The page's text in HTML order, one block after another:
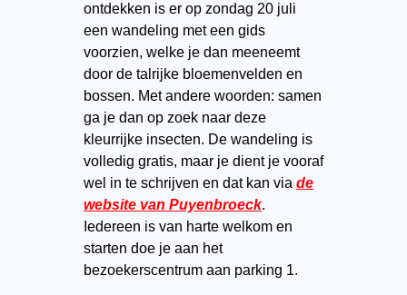
ontdekken is er op zondag 20 juli
een wandeling met een gids
voorzien, welke je dan meeneemt
door de talrijke bloemenvelden en
bossen. Met andere woorden: samen
ga je dan op zoek naar deze
kleurrijke insecten. De wandeling is
volledig gratis, maar je dient je vooraf
wel in te schrijven en dat kan via de
website van Puyenbroeck.
Iedereen is van harte welkom en
starten doe je aan het
bezoekerscentrum aan parking 1.